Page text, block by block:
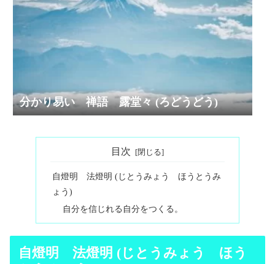
分かり易い 禅語 露堂々 (ろどうどう)
目次
自燈明 法燈明 (じとうみょう ほうとうみ
ょう)
自分を信じれる自分をつくる。
自燈明 法燈明 (じとうみょう ほう